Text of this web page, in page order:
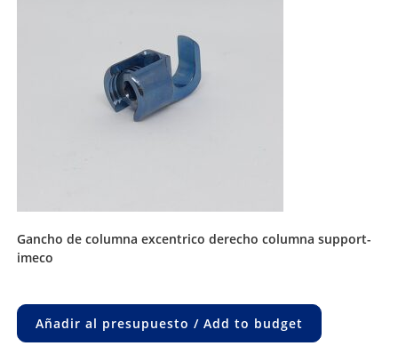
gancho de columna excentrico derecho columna support-
imeco
Añadir al presupuesto / Add to budget